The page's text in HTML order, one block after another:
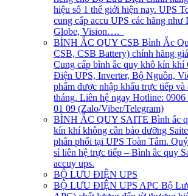
hiệu số 1 thế giới hiện nay. UPS
cung cấp accu UPS các hãng như
Globe, Vision….
BÌNH ẮC QUY CSB Bình Ắc
CSB, CSB Battery) chính hãng
Cung cấp bình ắc quy khô kín
Điện UPS, Inverter, Bộ Nguồn,
phẩm được nhập khẩu trực tiếp và
tháng. Liên hệ ngay Hotline:
01 09 (Zalo/Viber/Telegram)
BÌNH ẮC QUY SAITE Bình ắc
kín khí không cần bảo dưỡng
phân phối tại UPS Toàn Tâm.
sỉ liên hệ trực tiếp – Bình ắc quy
accuy ups.
BỘ LƯU ĐIỆN UPS
BỘ LƯU ĐIỆN UPS APC Bộ